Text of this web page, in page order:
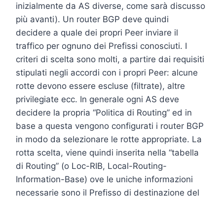
inizialmente da AS diverse, come sarà discusso
più avanti). Un router BGP deve quindi
decidere a quale dei propri Peer inviare il
traffico per ognuno dei Prefissi conosciuti. I
criteri di scelta sono molti, a partire dai requisiti
stipulati negli accordi con i propri Peer: alcune
rotte devono essere escluse (filtrate), altre
privilegiate ecc. In generale ogni AS deve
decidere la propria “Politica di Routing” ed in
base a questa vengono configurati i router BGP
in modo da selezionare le rotte appropriate. La
rotta scelta, viene quindi inserita nella “tabella
di Routing” (o Loc-RIB, Local-Routing-
Information-Base) ove le uniche informazioni
necessarie sono il Prefisso di destinazione del